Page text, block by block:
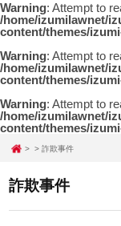
Warning: Attempt to
/home/izumilawnet/
content/themes/
Warning: Attempt to
/home/izumilawnet/
content/themes/
Warning: Attempt to
/home/izumilawnet/
content/themes/
詐欺事件
詐欺事件